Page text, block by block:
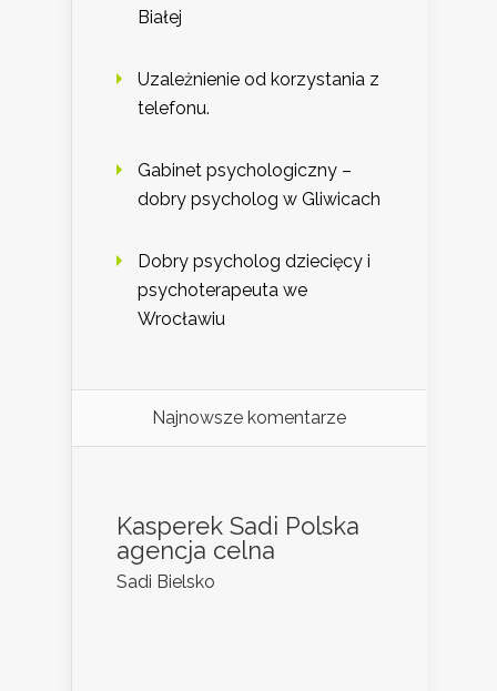
Białej
Uzależnienie od korzystania z
telefonu.
Gabinet psychologiczny –
dobry psycholog w Gliwicach
Dobry psycholog dziecięcy i
psychoterapeuta we
Wrocławiu
Najnowsze komentarze
Kasperek Sadi Polska
agencja celna
Sadi Bielsko